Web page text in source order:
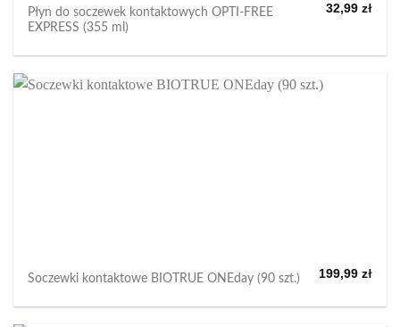
Płyn do soczewek kontaktowych OPTI-FREE
EXPRESS (355 ml)
32,99 zł
Soczewki kontaktowe BIOTRUE ONEday (90 szt.) 199,99 zł